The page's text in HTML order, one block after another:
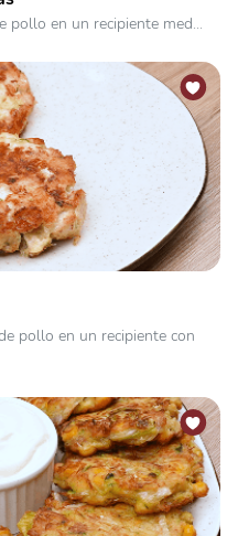
pollo en un recipiente med...
pollo en un recipiente con